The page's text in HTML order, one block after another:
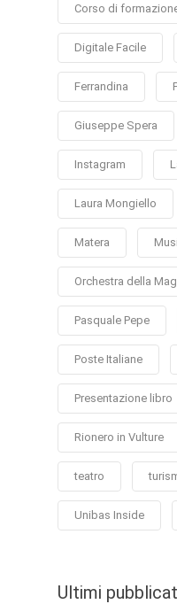
Corso di
Digitale Facile
Ferrandina
Giuseppe Spera
Instagram
Laura Mongiello
Matera
Orchestra della
Pasquale Pepe
Poste Italiane
Presentazione libro
Rionero in Vulture
teatro
Unibas Inside
Ultimi